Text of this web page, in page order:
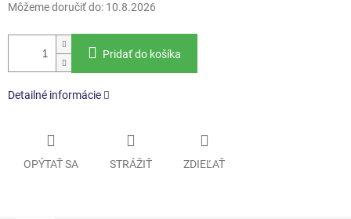
Môžeme doručiť do: 10.8.2026
Pridať do košíka
Detailné informácie
OPÝTAŤ SA STRÁŽIŤ ZDIEĽAŤ